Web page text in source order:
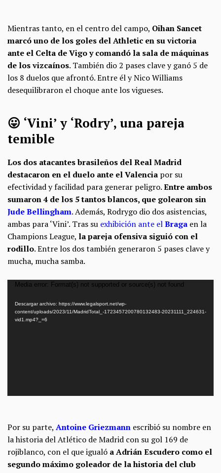
Mientras tanto, en el centro del campo, Oihan Sancet
marcó uno de los goles del Athletic en su victoria
ante el Celta de Vigo y comandó la sala de máquinas
de los vizcaínos. También dio 2 pases clave y ganó 5 de
los 8 duelos que afrontó. Entre él y Nico Williams
desequilibraron el choque ante los vigueses.
😛 ‘Vini’ y ‘Rodry’, una pareja
temible
Los dos atacantes brasileños del Real Madrid
destacaron en el duelo ante el Valencia por su
efectividad y facilidad para generar peligro.Entre ambos
sumaron 4 de los 5 tantos blancos, que golearon sin
Jude Bellingham. Además, Rodrygo dio dos asistencias,
ambas para ‘Vini’. Tras su exhibición ante elBraga en la
Champions League, la pareja ofensiva siguió con el
rodillo. Entre los dos también generaron 5 pases clave y
mucha, mucha samba.
Reproductor
vídeo
Media error: Format(s) not supported or source(s) not found
Descargar archivo: https://www.legalsport.net/wp-
content/uploads/2023/11/MadridTotal_-1723457200780132483-20231111_224631-
vid1.mp4?_=6
Por su parte, Antoine Griezmann escribió su nombre en
la historia del Atlético de Madrid con su gol 169 de
rojiblanco, con el que igualó a Adrián Escudero como el
segundo máximo goleador de la historia del club